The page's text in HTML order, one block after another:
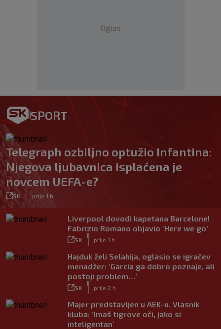
Oglas
SPORT
Telegraph ozbiljno optužio Infantina:
Njegova ljubavnica isplaćena je
novcem UEFA-e?
SK prije 1 h
Liverpool dovodi kapetana Barcelone!
Fabrizio Romano objavio ‘Here we go’
SK prije 1 h
Hajduk želi Selahija, oglasio se igračev
menadžer: ‘Garcia ga dobro poznaje, ali
postoji problem…’
SK prije 2 h
Majer predstavljen u AEK-u. Vlasnik
kluba: ‘Imaš tigrove oči, jako si
inteligentan’